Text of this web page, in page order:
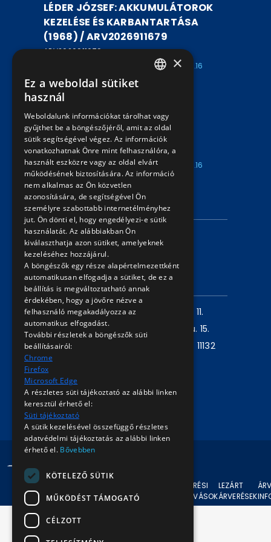
LÉDER JÓZSEF: AKKUMULÁTOROK
KEZELÉSE ÉS KARBANTARTÁSA
(1968) / ARV2026911679
ARV2026911679
16:00
Vége: 2026.08.16
JAVÍTÓÜZEMEK LÉTESÍTÉSE /
ARV2026911678
ARV2026911678
Kezdete: 2026.08.07
16:00
Vége: 2026.08.16
18:00
INFORMÁCIÓK
Adatvédelmi nyilatkozat
Árverési információk
ELÉRHETŐSÉG
Levelezési cím:1980 Budapest, Pf. 11.
Székhely:1072 Budapest, Akácfa u. 15.
Központ telefon:
+36 1 461 6500 / 11132
mellék
Írjon nekünk!
ÁRVERÉSEK
ÁRVERÉSI
FELHÍVÁSOK
LEZÁRT
ÁRVERÉSEK
×
Ez a weboldal sütiket
használ
Weboldalunk információkat tárolhat vagy
gyűjthet be a böngészőjéről, amit az oldal
sütik segítségével végez. Az információk
vonatkozhatnak Önre mint felhasználóra, a
használt eszközre vagy az oldal elvárt
működésének biztosítására. Az információ
nem alkalmas az Ön közvetlen
azonosítására, de segítségével Ön
személyre szabottabb internetélményhez
jut. Ön dönti el, hogy engedélyezi-e sütik
használatát. Az alábbiakban Ön
kiválaszthatja azon sütiket, amelyeknek
kezeléséhez hozzájárul.
A böngészők egy része alapértelmezettként
automatikusan elfogadja a sütiket, de ez a
beállítás is megváltoztatható annak
érdekében, hogy a jövőre nézve a
felhasználó megakadályozza az
automatikus elfogadást.
További részletek a böngészők süti
beállításairól:
Chrome
Firefox
Microsoft Edge
A részletes süti tájékoztató az alábbi linken
keresztül érhető el:
Süti tájékoztató
A sütik kezelésével összefüggő részletes
adatvédelmi tájékoztatás az alábbi linken
érhető el. Bővebben
KÖTELEZŐ SÜTIK
MŰKÖDÉST TÁMOGATÓ
CÉLZOTT